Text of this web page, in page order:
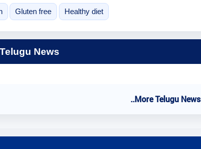
Gluten free Healthy diet
News
..More Telugu News